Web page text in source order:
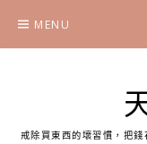
content
MENU
戒除買東西的壞習慣，把